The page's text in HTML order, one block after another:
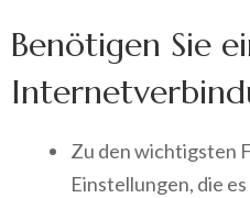
Benötigen Sie
Zu den wichtigsten
Einstellungen, die